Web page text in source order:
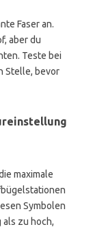
Faser an.
aber du
Teste bei
Stelle, bevor
maximale
Symbolen
zu hoch,